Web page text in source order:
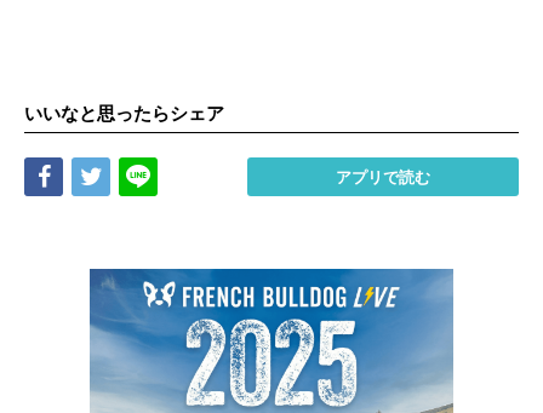
いいなと思ったらシェア
Share Tweet アプリで読む